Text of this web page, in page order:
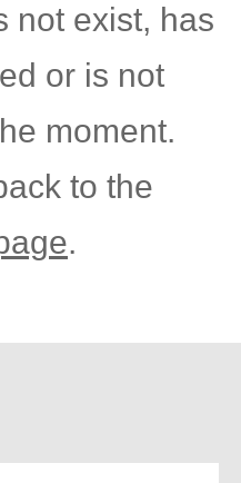
not exist, has
or is not
moment.
to the
.